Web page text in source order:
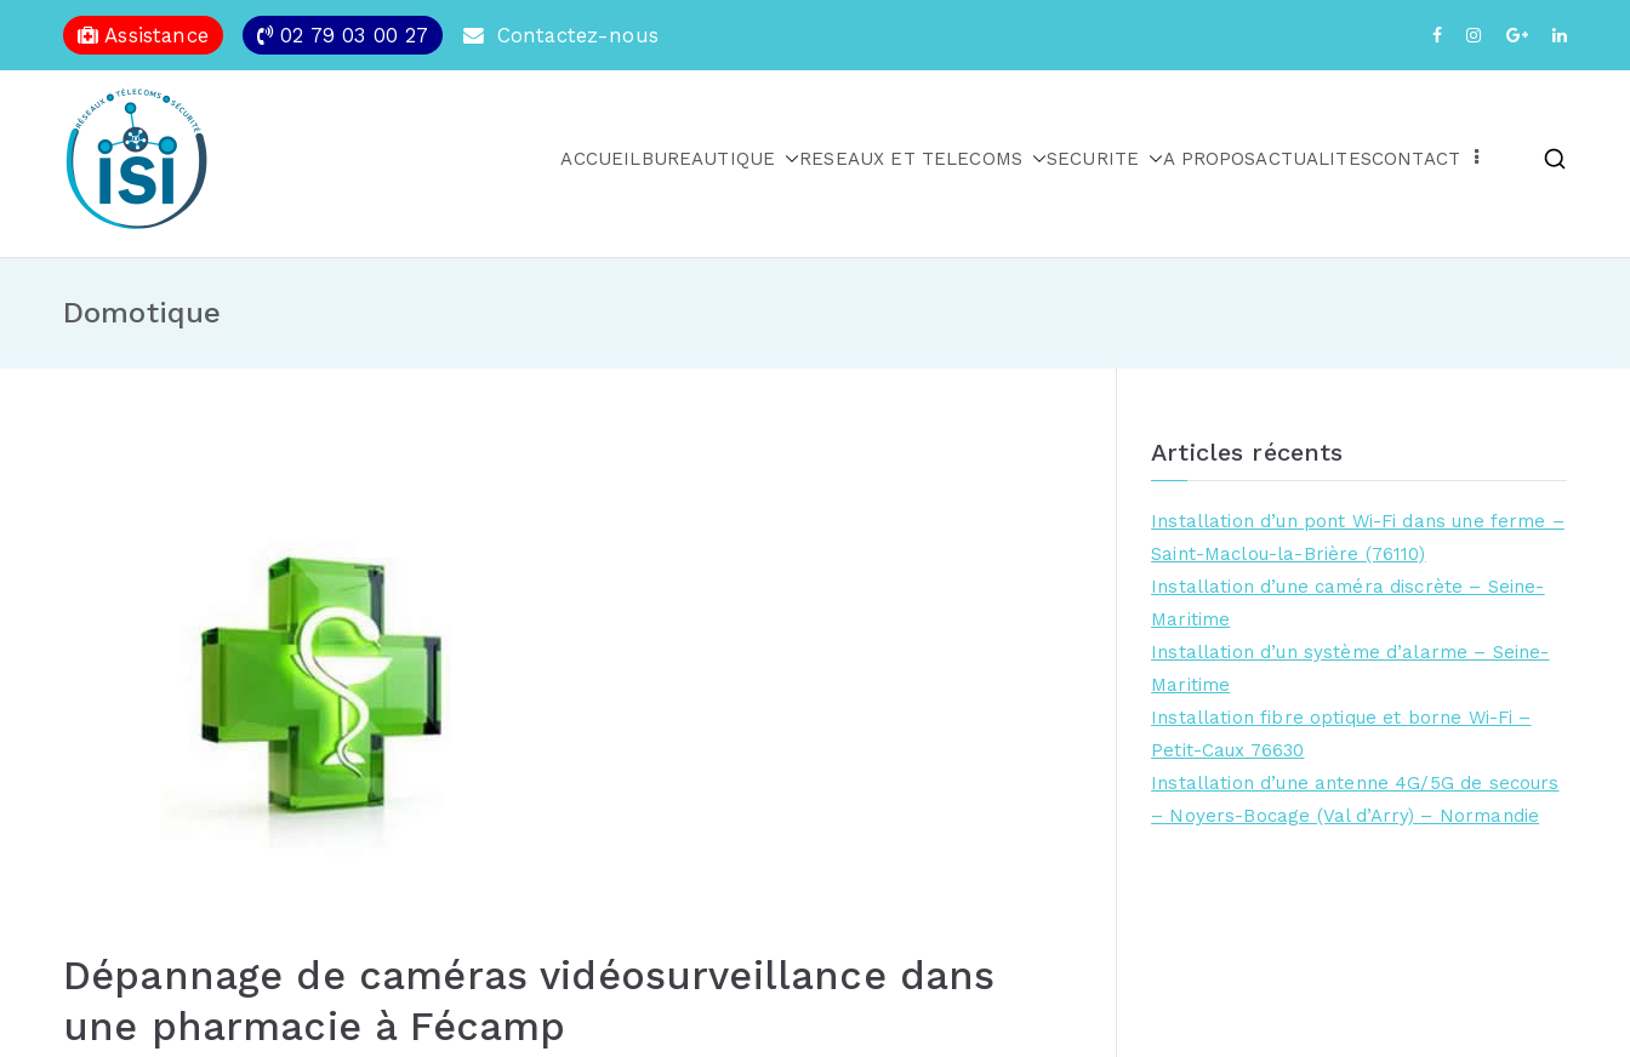
Assistance 02 79 03 00 27 Contactez-nous
ACCUEILBUREAUTIQUE RESEAUX ET TELECOMS SECURITE A PROPOSACTUALITESCONTACT
Domotique
Dépannage de caméras vidéosurveillance dans
une pharmacie à Fécamp
Articles récents
Installation d’un pont Wi-Fi dans une ferme –
Saint-Maclou-la-Brière (76110)
Installation d’une caméra discrète – Seine-
Maritime
Installation d’un système d’alarme – Seine-
Maritime
Installation fibre optique et borne Wi-Fi –
Petit-Caux 76630
Installation d’une antenne 4G/5G de secours
– Noyers-Bocage (Val d’Arry) – Normandie